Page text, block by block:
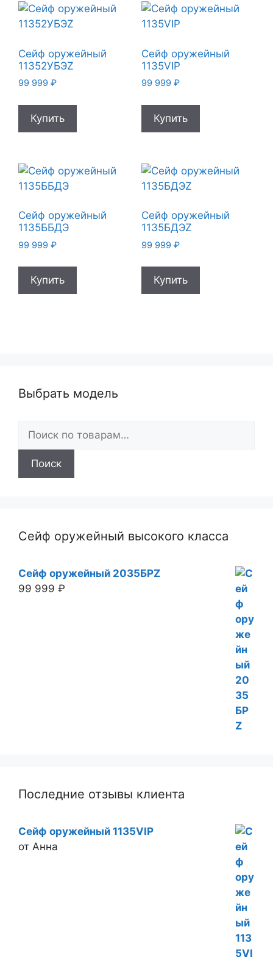
Сейф оружейный
11352УБЭZ
99 999 ₽
Купить
Сейф оружейный
1135VIP
99 999 ₽
Купить
Сейф оружейный
1135ББДЭ
99 999 ₽
Купить
Сейф оружейный
1135БДЭZ
99 999 ₽
Купить
Выбрать модель
Поиск
Сейф оружейный высокого класса
Сейф оружейный 2035БРZ
99 999 ₽
Последние отзывы клиента
Сейф оружейный 1135VIP
от Анна